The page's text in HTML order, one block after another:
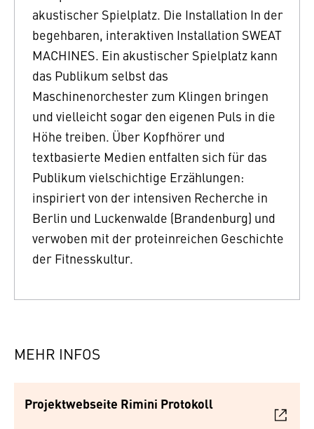
akustischer Spielplatz. Die Installation In der
begehbaren, interaktiven Installation SWEAT
MACHINES. Ein akustischer Spielplatz kann
das Publikum selbst das
Maschinenorchester zum Klingen bringen
und vielleicht sogar den eigenen Puls in die
Höhe treiben. Über Kopfhörer und
textbasierte Medien entfalten sich für das
Publikum vielschichtige Erzählungen:
inspiriert von der intensiven Recherche in
Berlin und Luckenwalde (Brandenburg) und
verwoben mit der proteinreichen Geschichte
der Fitnesskultur.
MEHR INFOS
Projektwebseite Rimini Protokoll